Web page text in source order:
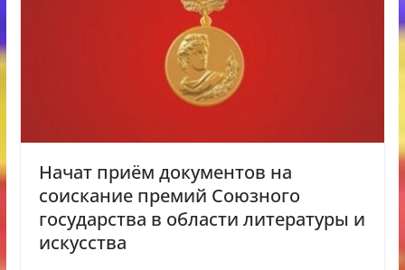
Начат приём документов на
соискание премий Союзного
государства в области литературы и
искусства